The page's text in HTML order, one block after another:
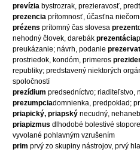
prevízia bystrozrak, prezieravosť,
prezencia prítomnosť, účasťna niečom
prézens prítomný čas slovesa prezent
nehodný človek, darebák prezentácia
preukázanie; návrh, podanie
prostriedok, kondóm, primeros
republiky; predstavený niektorých
spoločností
prezídium predsedníctvo; riaditeľstvo,
prezumpciadomnienka, predpoklad;
priapický, priapský necudný,
priapizmus dlhodobé bolestivé
vyvolané pohlavným vzrušením
prim prvý zo skupiny nástrojov, prvý